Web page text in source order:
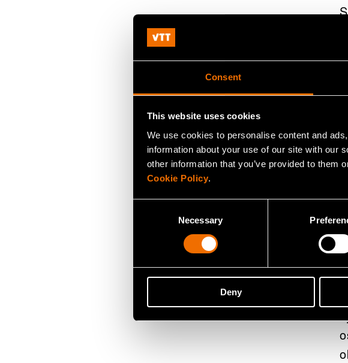
Consent
This website uses cookies
We use cookies to personalise content and
information about your use of our site with our
other information that you’ve provided to them
Cookie Policy.
Necessary
Deny